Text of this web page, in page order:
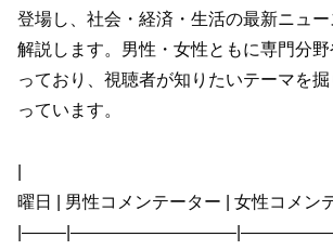
登場し、社会・経済・生活の最新ニュー
解説します。男性・女性ともに専門分野
っており、視聴者が知りたいテーマを
っています。
曜日 | 男性コメンテーター | 女性コメン